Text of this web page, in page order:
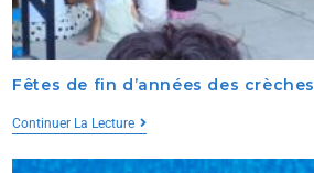
Fêtes de fin d’années des crèches
Continuer La Lecture